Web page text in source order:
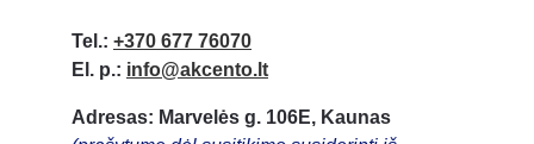
Adresas: Marvelės g. 106E, Kaunas
Tel.: +370 677 76070
El. p.: info@akcento.lt